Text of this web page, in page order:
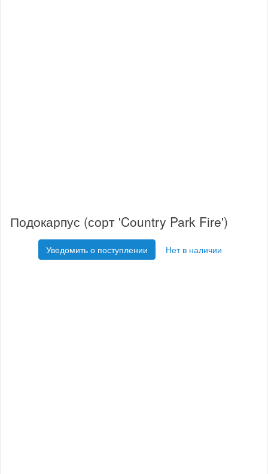
Подокарпус (сорт 'Country Park Fire')
Уведомить о поступлении Нет в наличии